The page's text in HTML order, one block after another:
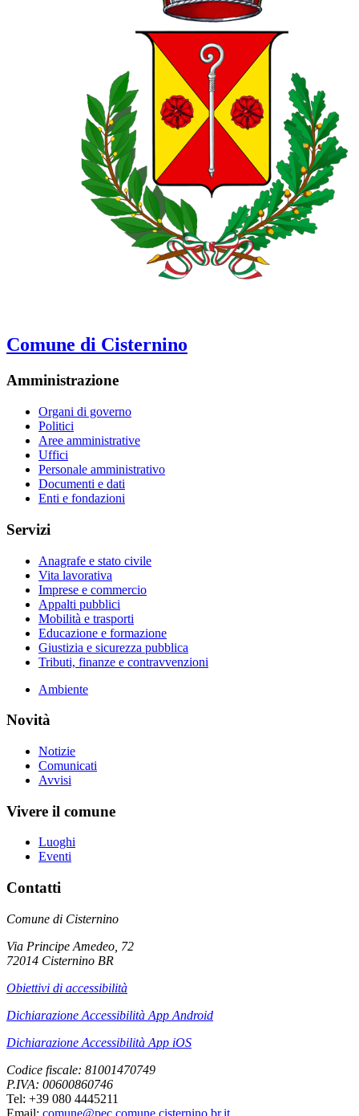
Comune di Cisternino
Amministrazione
Organi di governo
Politici
Aree amministrative
Uffici
Personale amministrativo
Documenti e dati
Enti e fondazioni
Servizi
Anagrafe e stato civile
Vita lavorativa
Imprese e commercio
Appalti pubblici
Mobilità e trasporti
Educazione e formazione
Giustizia e sicurezza pubblica
Tributi, finanze e contravvenzioni
Ambiente
Novità
Notizie
Comunicati
Avvisi
Vivere il comune
Luoghi
Eventi
Contatti
Comune di Cisternino
Via Principe Amedeo, 72
72014 Cisternino BR
Obiettivi di accessibilità
Dichiarazione Accessibilità App Android
Dichiarazione Accessibilità App iOS
Codice fiscale: 81001470749
P.IVA: 00600860746
Tel: +39 080 4445211
Email: comune@pec.comune.cisternino.br.it